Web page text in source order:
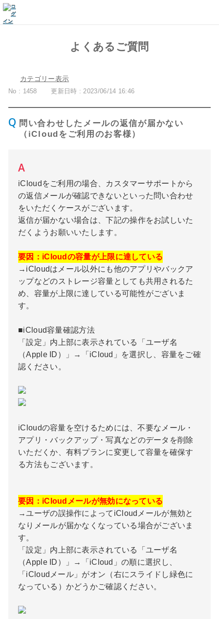
よくあるご質問
カテゴリー表示
No : 1458 更新日時 : 2023/06/14 16:46
問い合わせしたメールの返信が届かない
（iCloudをご利用のお客様）
iCloudをご利用の場合、カスタマーサポートから
の返信メールが確認できないといった問い合わせ
をいただくケースがございます。
返信が届かない場合は、下記の操作をお試しいた
だくようお願いいたします。
要因：iCloudの容量が上限に達している
→iCloudはメール以外にも他のアプリやバックア
ップなどのストレージ容量としても共用されるた
め、容量が上限に達している可能性がございま
す。
■iCloud容量確認方法
「設定」内上部に表示されている「ユーザ名
（Apple ID）」→「iCloud」を選択し、容量をご確
認ください。
iCloudの容量を空けるためには、不要なメール・
アプリ・バックアップ・写真などのデータを削除
いただくか、有料プランに変更して容量を確保す
る方法もございます。
要因：iCloudメールが無効になっている
→ユーザの誤操作によってiCloudメールが無効と
なりメールが届かなくなっている場合がございま
す。
「設定」内上部に表示されている「ユーザ名
（Apple ID）」→「iCloud」の順に選択し、
「iCloudメール」がオン（右にスライドし緑色に
なっている）かどうかご確認ください。